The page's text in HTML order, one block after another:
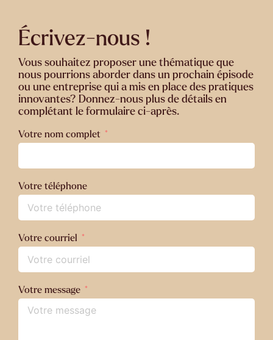
Écrivez-nous !
Vous souhaitez proposer une thématique que
nous pourrions aborder dans un prochain épisode
ou une entreprise qui a mis en place des pratiques
innovantes? Donnez-nous plus de détails en
complétant le formulaire ci-après.
Votre nom complet
Votre téléphone
Votre courriel
Votre message